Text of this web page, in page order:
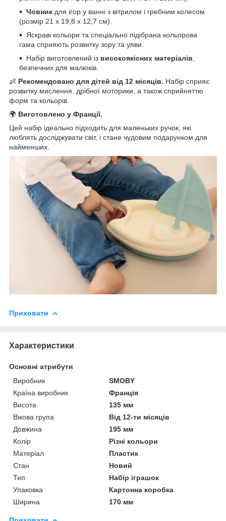
Човник для ігор у ванні з вітрилом і гребним колесом
(розмір 21 х 19,8 х 12,7 см).
Яскраві кольори та спеціально підібрана кольорова
гама сприяють розвитку зору та уяви.
Набір виготовлений із високоякісних матеріалів
безпечних для малюків.
👶 Рекомендовано для дітей від 12 місяців. Набір сприяє
розвитку мислення, дрібної моторики, а також сприйняттю
форм та кольорів.
🌍 Виготовлено у Франції.
Цей набір ідеально підходить для маленьких ручок, які
люблять досліджувати світ, і стане чудовим подарунком для
найменших.
Приховати
Характеристики
Основні атрибути
Виробник
SMOBY
Країна виробник
Франція
Висота
135 мм
Вікова група
Від 12-ти місяців
Довжина
195 мм
Колір
Різні кольори
Матеріал
Пластик
Стан
Новий
Тип
Набір іграшок
Упаковка
Картонна коробка
Ширина
170 мм